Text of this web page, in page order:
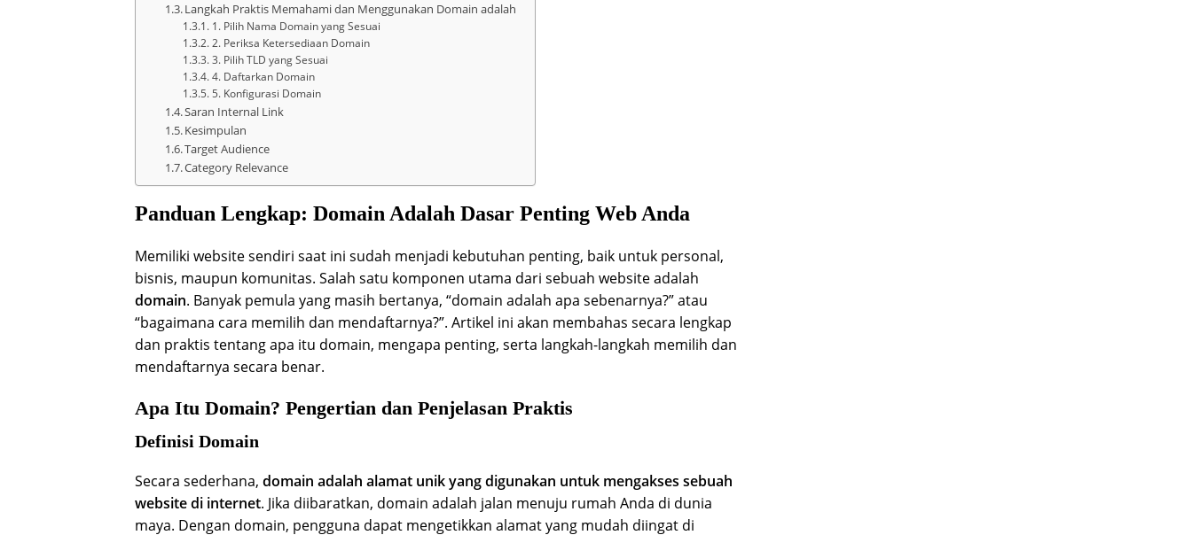
Langkah Praktis Memahami dan Menggunakan Domain adalah
1. Pilih Nama Domain yang Sesuai
2. Periksa Ketersediaan Domain
3. Pilih TLD yang Sesuai
4. Daftarkan Domain
5. Konfigurasi Domain
Saran Internal Link
Kesimpulan
Target Audience
Category Relevance
Panduan Lengkap: Domain Adalah Dasar Penting Web Anda
Memiliki website sendiri saat ini sudah menjadi kebutuhan penting, baik untuk personal,
bisnis, maupun komunitas. Salah satu komponen utama dari sebuah website adalah
domain. Banyak pemula yang masih bertanya, “domain adalah apa sebenarnya?” atau
“bagaimana cara memilih dan mendaftarnya?”. Artikel ini akan membahas secara lengkap
dan praktis tentang apa itu domain, mengapa penting, serta langkah-langkah memilih dan
mendaftarnya secara benar.
Apa Itu Domain? Pengertian dan Penjelasan Praktis
Definisi Domain
Secara sederhana, domain adalah alamat unik yang digunakan untuk mengakses sebuah
website di internet. Jika diibaratkan, domain adalah jalan menuju rumah Anda di dunia
maya. Dengan domain, pengguna dapat mengetikkan alamat yang mudah diingat di